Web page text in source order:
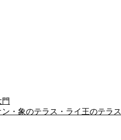
・象のテラス・ライ王のテラス